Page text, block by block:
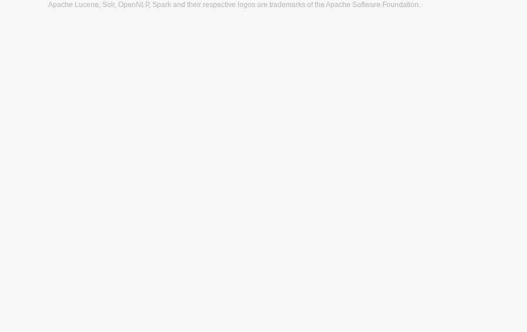
Apache Lucene, Solr, OpenNLP, Spark and their respective logos are trademarks of the Apache Software Foundation.